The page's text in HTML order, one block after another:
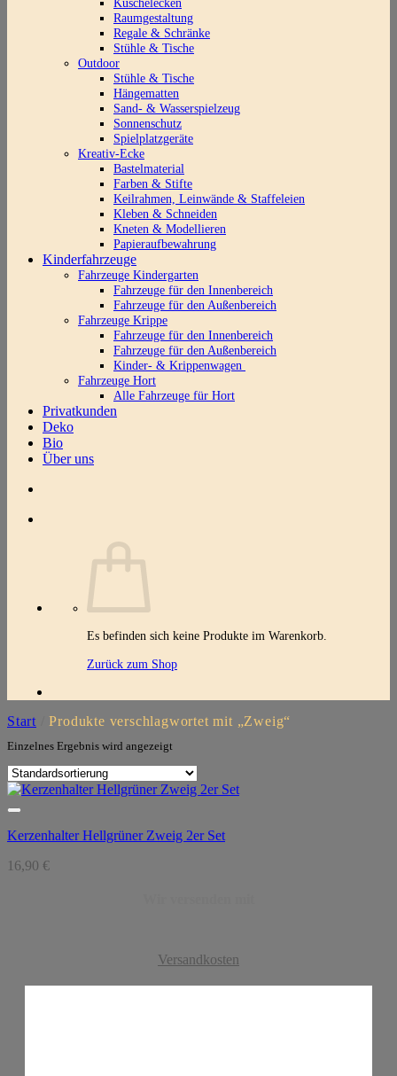
Raumgestaltung
Regale & Schränke
Stühle & Tische
Outdoor
Stühle & Tische
Hängematten
Sand- & Wasserspielzeug
Sonnenschutz
Spielplatzgeräte
Kreativ-Ecke
Bastelmaterial
Farben & Stifte
Keilrahmen, Leinwände & Staffeleien
Kleben & Schneiden
Kneten & Modellieren
Papieraufbewahrung
Kinderfahrzeuge
Fahrzeuge Kindergarten
Fahrzeuge für den Innenbereich
Fahrzeuge für den Außenbereich
Fahrzeuge Krippe
Fahrzeuge für den Innenbereich
Fahrzeuge für den Außenbereich
Kinder- & Krippenwagen
Fahrzeuge Hort
Alle Fahrzeuge für Hort
Privatkunden
Deko
Bio
Über uns
Es befinden sich keine Produkte im Warenkorb.
Zurück zum Shop
Start Produkte verschlagwortet mit „Zweig“
Einzelnes Ergebnis wird angezeigt
Kerzenhalter Hellgrüner Zweig 2er Set
16,90 €
Versandkosten